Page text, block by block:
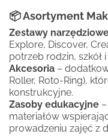
📦 Asortyment
Zestawy
Explore, Discover,
potrzeb rodzin, szkół
Akcesoria –
Roller, Roto-Ring),
konstrukcyjne.
Zasoby edukacyjne
materiałów
prowadzeniu zajęć z